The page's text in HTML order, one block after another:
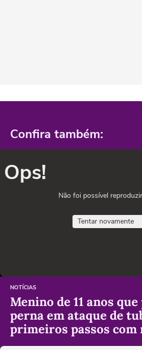
Confira também:
Ops!
Não foi possível
Tentar novamente
NOTÍCIAS
Menino de 11 anos
perna em ataque de
primeiros passos com